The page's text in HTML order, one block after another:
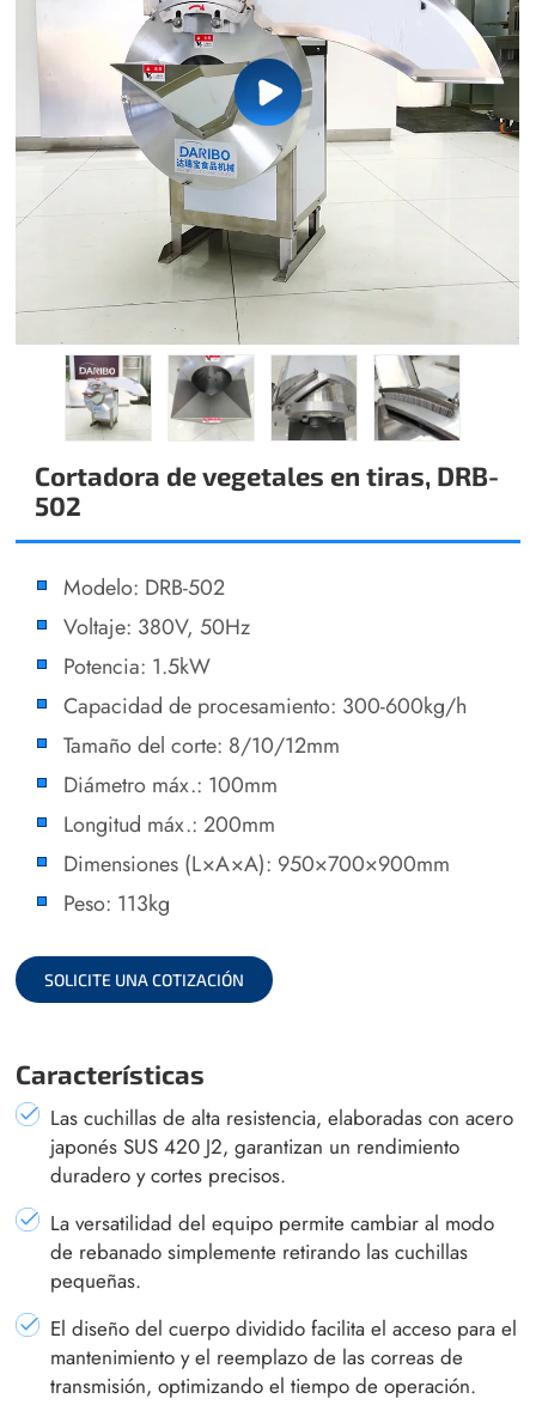
Cortadora de vegetales en tiras, DRB-
502
Modelo: DRB-502
Voltaje: 380V, 50Hz
Potencia: 1.5kW
Capacidad de procesamiento: 300-600kg/h
Tamaño del corte: 8/10/12mm
Diámetro máx.: 100mm
Longitud máx.: 200mm
Dimensiones (L×A×A): 950×700×900mm
Peso: 113kg
SOLICITE UNA COTIZACIÓN
Características
Las cuchillas de alta resistencia, elaboradas con acero
japonés SUS 420 J2, garantizan un rendimiento
duradero y cortes precisos.
La versatilidad del equipo permite cambiar al modo
de rebanado simplemente retirando las cuchillas
pequeñas.
El diseño del cuerpo dividido facilita el acceso para el
mantenimiento y el reemplazo de las correas de
transmisión, optimizando el tiempo de operación.